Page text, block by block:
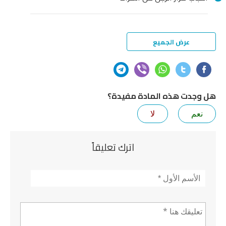
عرض الجميع
هل وجدت هذه المادة مفيدة؟
نعم لا
اترك تعليقاً
الأسم*
تعليق *